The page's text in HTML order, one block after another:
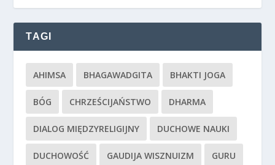
TAGI
AHIMSA BHAGAWADGITA BHAKTI JOGA
BÓG CHRZEŚCIJAŃSTWO DHARMA
DIALOG MIĘDZYRELIGIJNY DUCHOWE NAUKI
DUCHOWOŚĆ GAUDIJA WISZNUIZM GURU